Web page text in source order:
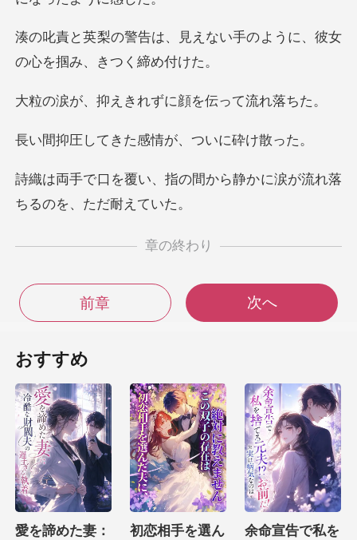
えない手のように、彼女
の心
えきれずに顔を
きた感情が、つ
の間から静かに涙が流れ落
章の終わり
前章 次へ
おすすめ
愛を諦めた妻：
初恋相手を選ん
余命宣告で私を